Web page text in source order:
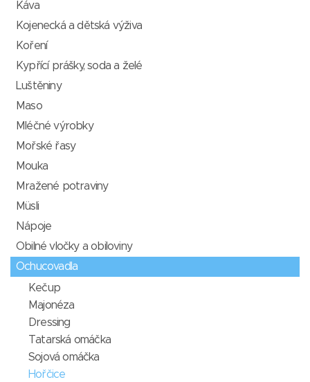
Káva
Kojenecká a dětská výživa
Koření
Kypřící prášky, soda a želé
Luštěniny
Maso
Mléčné výrobky
Mořské řasy
Mouka
Mražené potraviny
Müsli
Nápoje
Obilné vločky a obiloviny
Ochucovadla
Kečup
Majonéza
Dressing
Tatarská omáčka
Sojová omáčka
Hořčice